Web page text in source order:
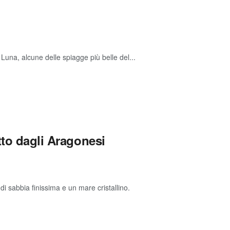
alcune delle spiagge più belle del...
dagli Aragonesi
sabbia finissima e un mare cristallino.